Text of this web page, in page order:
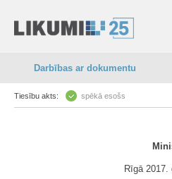
Darbības ar dokumentu
Tiesību akts: spēkā esošs
Rīgā